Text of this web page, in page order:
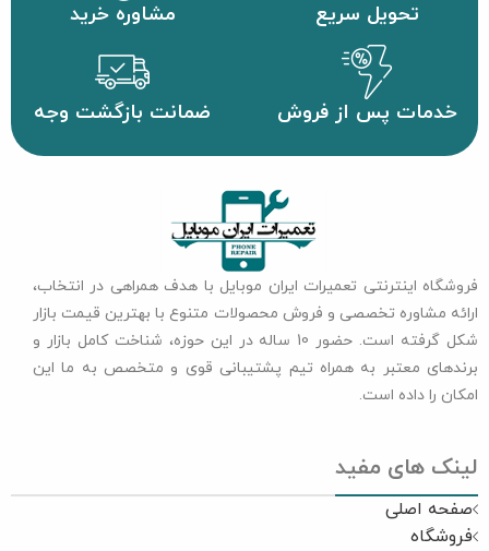
تحویل سریع مشاوره خرید
خدمات پس از فروش ضمانت بازگشت وجه
فروشگاه اینترنتی تعمیرات ایران موبایل با هدف همراهی در انتخاب،
ارائه مشاوره تخصصی و فروش محصولات متنوع با بهترین قیمت بازار
شکل گرفته است. حضور 10 ساله در این حوزه، شناخت کامل بازار و
برندهای معتبر به همراه تیم پشتیبانی قوی و متخصص به ما این
امکان را داده است.
لینک های مفید
صفحه اصلی
فروشگاه